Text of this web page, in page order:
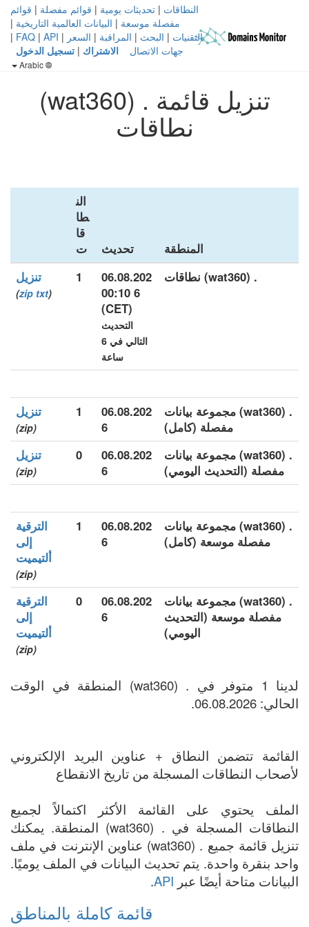
النطاقات | تحديثات يومية | قوائم مفصلة | قوائم
مفصلة موسعة | البيانات العالمية التاريخية |
التقنيات | البحث | المراقبة | السعر |
FAQ | API
|
جهات الاتصال
الاشتراك | تسجيل الدخول
تنزيل قائمة . (wat360)
نطاقات
المنطقة تحديث
الن
طا
قا
ت
. (wat360) نطاقات
06.08.202
6 00:10
(CET)
التحديث
التالي في 6
ساعة
1 تنزيل
(
zip txt
)
. (wat360) مجموعة بيانات
مفصلة (كامل)
06.08.202
6
1 تنزيل
(zip)
. (wat360) مجموعة بيانات
مفصلة (التحديث اليومي)
06.08.202
6
0 تنزيل
(zip)
. (wat360) مجموعة بيانات
مفصلة موسعة (كامل)
06.08.202
6
1
الترقية
إلى
ألتيميت
(zip)
. (wat360) مجموعة بيانات
مفصلة موسعة (التحديث
اليومي)
06.08.202
6
0
الترقية
إلى
ألتيميت
(zip)
لدينا 1 متوفر في . (wat360) المنطقة في الوقت
الحالي: 06.08.2026.
القائمة تتضمن النطاق + عناوين البريد الإلكتروني
لأصحاب النطاقات المسجلة من تاريخ الانقطاع
الملف يحتوي على القائمة الأكثر اكتمالاً لجميع
النطاقات المسجلة في . (wat360) المنطقة. يمكنك
تنزيل قائمة جميع . (wat360) عناوين الإنترنت في ملف
واحد بنقرة واحدة. يتم تحديث البيانات في الملف يوميًا.
البيانات متاحة أيضًا عبر API
.
قائمة كاملة بالمناطق